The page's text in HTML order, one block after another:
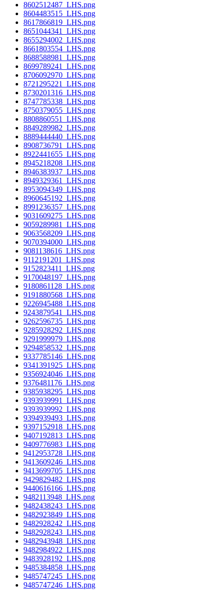
8602512487_LHS.png
8604483515_LHS.png
8617866819_LHS.png
8651044341_LHS.png
8655294002_LHS.png
8661803554_LHS.png
8688588981_LHS.png
8699789241_LHS.png
8706092970_LHS.png
8721295221_LHS.png
8730201316_LHS.png
8747785338_LHS.png
8750379055_LHS.png
8808860551_LHS.png
8849289982_LHS.png
8889444440_LHS.png
8908736791_LHS.png
8922441655_LHS.png
8945218208_LHS.png
8946383937_LHS.png
8949329361_LHS.png
8953094349_LHS.png
8960645192_LHS.png
8991236357_LHS.png
9031609275_LHS.png
9059289981_LHS.png
9063568209_LHS.png
9070394000_LHS.png
9081138616_LHS.png
9112191201_LHS.png
9152823411_LHS.png
9170048197_LHS.png
9180861128_LHS.png
9191880568_LHS.png
9226945488_LHS.png
9243879541_LHS.png
9262596735_LHS.png
9285928292_LHS.png
9291999979_LHS.png
9294858532_LHS.png
9337785146_LHS.png
9341391925_LHS.png
9356924046_LHS.png
9376481176_LHS.png
9385938295_LHS.png
9393939991_LHS.png
9393939992_LHS.png
9394939493_LHS.png
9397152918_LHS.png
9407192813_LHS.png
9409776983_LHS.png
9412953728_LHS.png
9413609246_LHS.png
9413699705_LHS.png
9429829482_LHS.png
9440616166_LHS.png
9482113948_LHS.png
9482438243_LHS.png
9482923849_LHS.png
9482928242_LHS.png
9482928243_LHS.png
9482943948_LHS.png
9482984922_LHS.png
9483928192_LHS.png
9485384858_LHS.png
9485747245_LHS.png
9485747246_LHS.png